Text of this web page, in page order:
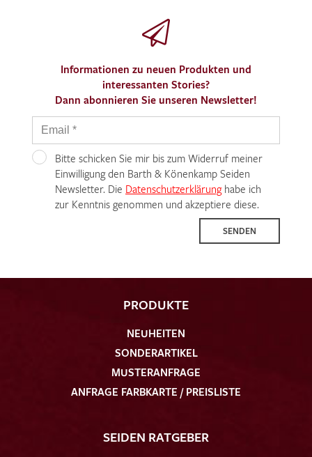
Informationen zu neuen Produkten und
interessanten Stories?
Dann abonnieren Sie unseren Newsletter!
Bitte schicken Sie mir bis zum Widerruf meiner
Einwilligung den Barth & Könenkamp Seiden
Newsletter. Die Datenschutzerklärunghabe ich
zur Kenntnis genommen und akzeptiere diese.
SENDEN
PRODUKTE
NEUHEITEN
SONDERARTIKEL
MUSTERANFRAGE
ANFRAGE FARBKARTE / PREISLISTE
SEIDEN RATGEBER